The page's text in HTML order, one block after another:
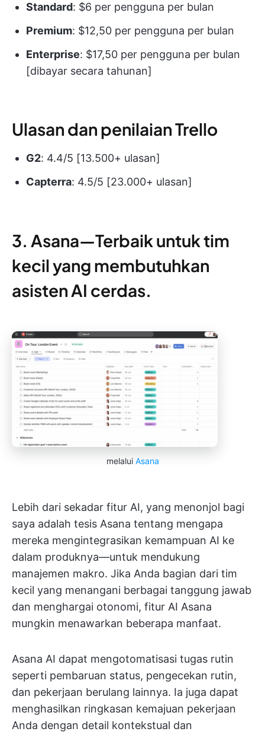
Standard: $6 per pengguna per bulan
Premium: $12,50 per pengguna per bulan
Enterprise: $17,50 per pengguna per bulan
[dibayar secara tahunan]
Ulasan dan penilaian Trello
G2: 4.4/5 [13.500+ ulasan]
Capterra: 4.5/5 [23.000+ ulasan]
3. Asana—Terbaik untuk tim
kecil yang membutuhkan
asisten AI cerdas.
melalui Asana
Lebih dari sekadar fitur AI, yang menonjol bagi
saya adalah tesis Asana tentang mengapa
mereka mengintegrasikan kemampuan AI ke
dalam produknya—untuk mendukung
manajemen makro. Jika Anda bagian dari tim
kecil yang menangani berbagai tanggung jawab
dan menghargai otonomi, fitur AI Asana
mungkin menawarkan beberapa manfaat.
Asana AI dapat mengotomatisasi tugas rutin
seperti pembaruan status, pengecekan rutin,
dan pekerjaan berulang lainnya. Ia juga dapat
menghasilkan ringkasan kemajuan pekerjaan
Anda dengan detail kontekstual dan